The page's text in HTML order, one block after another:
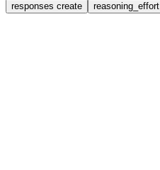
responses create reasoning_effort